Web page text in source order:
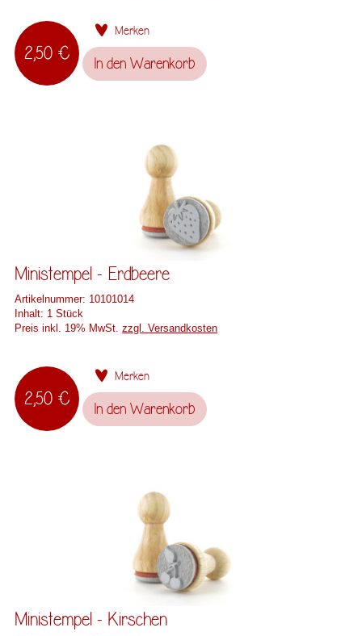
2,50 €
Merken
In den Warenkorb
Ministempel - Erdbeere
Artikelnummer: 10101014
Inhalt: 1 Stück
Preis inkl. 19% MwSt.zzgl. Versandkosten
2,50 €
Merken
In den Warenkorb
Ministempel - Kirschen